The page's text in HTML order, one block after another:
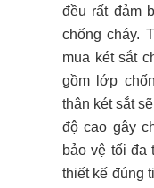
đều rất đảm
chống cháy.
mua két sắt
gồm lớp
thân két sắt
độ cao gây
bảo vệ tối đa
thiết kế đúng